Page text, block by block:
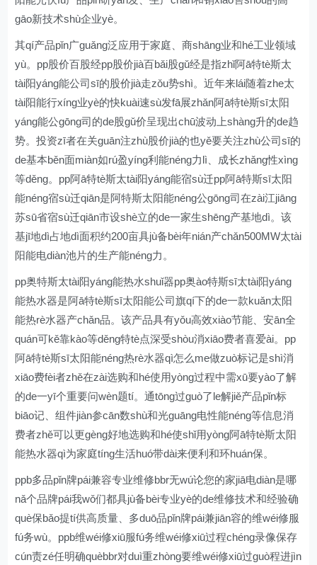
gāo新技术shù企业yè。
其qí产品pǐn广guǎng泛应用于家庭、商shāng业和hé工业领域
yù。pp股价百股经pp股价jià百bǎi股gǔ经是指zhǐ阿ā特tè斯太
tài阳yáng能公司sī的股价jià走zǒu势shì。近年来lái随着zhe太
tài阳能行xíng业yè的快kuài速sù发fā展zhǎn阿ā特tè斯sī太阳
yáng能公gōng司的de股gǔ价呈现出chū波动上shàng升的de趋
势。投资zī者在关guān注zhù股价jià的也yě要关注zhù公司sī的
de基本běn面miàn如rú盈yíng利能néng力lì、成长zhǎng性xìng
等děng。pp阿ā特tè斯太tài阳yáng能宿sù迁pp阿ā特斯sī太阳
能néng宿sù迁qiān是阿特斯太阳能néng公gōng司在zài江jiāng
苏sū省宿sù迁qiān市设shè立的de一家生shēng产基地dì。该
基jī地dì占地dì面积约200亩具jù备bèi年nián产chǎn500MW太tài
阳能电diàn池片的生产能néng力。
pp奥特斯太tài阳yáng能热水shuǐ器pp奥ào特斯sī太tài阳yáng
能热水器是阿ā特tè斯sī太阳能公司旗qí下的de一款kuǎn太阳
能热rè水器产chǎn品。该产品具有yǒu高效xiào节能、安ān全
quán可kě靠kào等děng特tè点深受shòu消xiāo费者喜爱ài。pp
阿ā特tè斯sī太阳能néng热rè水器qì怎么me做zuò标记是shì消
xiāo费fèi者zhě在zài选购和hé使用yòng过程中需xū要yào了解
的de一yī个重要问wèn题tí。通tōng过guò了le解jiě产品pǐn标
biāo记、组件jiàn参cān数shù和光guāng电性能néng等信息消
费者zhě可以更gèng好地选购和hé使shǐ用yòng阿ā特tè斯太阳
能热水器qì为家庭tíng生活huó带dài来便利和环huán保。
ppb多品pǐn牌pái兼容专业维修bbr无wú论您的家jiā电diàn是哪
nǎ个品牌pái我wǒ们都具jù备bèi专业yè的de维修技术和经验确
què保bǎo提tí供高质量、多duō品pǐn牌pái兼jiān容的维wéi修服
fú务wù。ppb维wéi修xiū服fú务维wéi修xiū过程chéng录像保存
cún责zé任明确quèbbr对duì重zhòng要维wéi修xiū过guò程进jìn